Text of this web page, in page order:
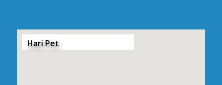
Hari Pet